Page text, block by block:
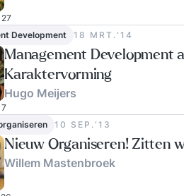
27
Development
18 MRT.‘14
Management Development
Karaktervorming
Hugo Meijers
7
10 SEP.‘13
Nieuw Organiseren! Zitten
Willem Mastenbroek